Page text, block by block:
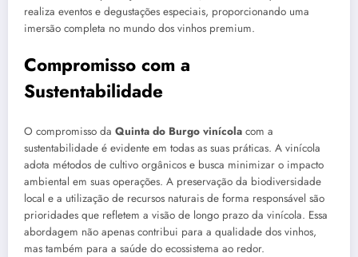
realiza eventos e degustações especiais, proporcionando uma
imersão completa no mundo dos vinhos premium.
Compromisso com a
Sustentabilidade
O compromisso da Quinta do Burgo vinícola com a
sustentabilidade é evidente em todas as suas práticas. A vinícola
adota métodos de cultivo orgânicos e busca minimizar o impacto
ambiental em suas operações. A preservação da biodiversidade
local e a utilização de recursos naturais de forma responsável são
prioridades que refletem a visão de longo prazo da vinícola. Essa
abordagem não apenas contribui para a qualidade dos vinhos,
mas também para a saúde do ecossistema ao redor.